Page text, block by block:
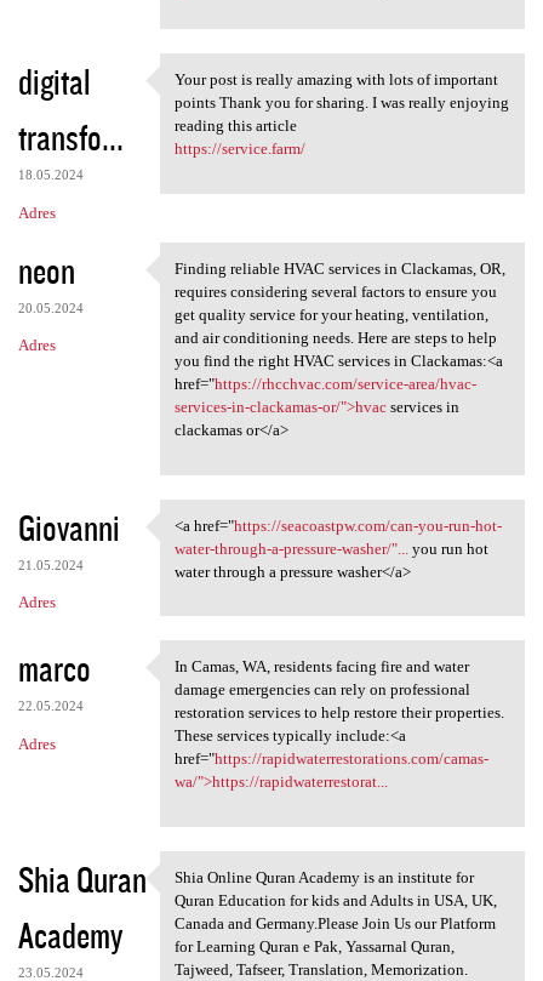
digital
transfo...
18.05.2024
Adres
Your post is really amazing
Your post is really amazing with lots of important
points Thank you for sharing. I was really enjoying
reading this article
https://service.farm/
neon
20.05.2024
Adres
Finding reliable HVAC
Finding reliable HVAC services in Clackamas, OR,
requires considering several factors to ensure you
get quality service for your heating, ventilation,
and air conditioning needs. Here are steps to help
you find the right HVAC services in Clackamas:<a
href="https://rhcchvac.com/service-area/hvac-
services-in-clackamas-or/">hvacservices in
clackamas or</a>
Giovanni
21.05.2024
Adres
<a href="https://seacoastpw
<a href="https://seacoastpw.com/can-you-run-hot-
water-through-a-pressure-washer/"...
you run hot
water through a pressure washer</a>
marco
22.05.2024
Adres
In Camas, WA, residents
In Camas, WA, residents facing fire and water
damage emergencies can rely on professional
restoration services to help restore their properties.
These services typically include:<a
href="https://rapidwaterrestorations.com/camas-
wa/">https://rapidwaterrestorat...
Shia Quran
Academy
23.05.2024
Shia Online Quran Academy is
Shia Online Quran Academy is an institute for
Quran Education for kids and Adults in USA, UK,
Canada and Germany.Please Join Us our Platform
for Learning Quran e Pak, Yassarnal Quran,
Tajweed, Tafseer, Translation, Memorization.